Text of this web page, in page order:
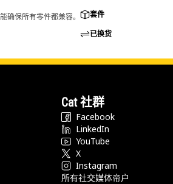
保所有零件都兼容。
套件
已换货
Cat 社群
Facebook
LinkedIn
YouTube
X
Instagram
所有社交媒体帝户